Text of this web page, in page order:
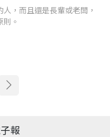
，而且還是長輩或老闆，
。
報